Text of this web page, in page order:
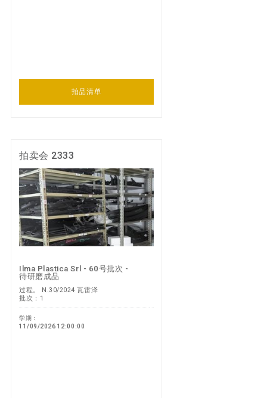
拍品清单
拍卖会 2333
Ilma Plastica Srl - 60号批次 -
待研磨成品
过程。 N.30/2024 瓦雷泽
批次：1
学期：
11/09/2026 12:00:00